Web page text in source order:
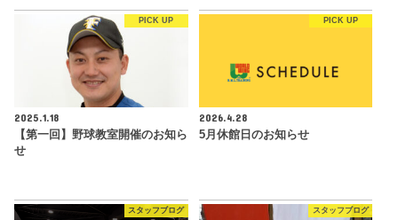
PICK UP
2025.1.18
【第一回】野球教室開催のお知ら
せ
PICK UP
2026.4.28
5月休館日のお知らせ
スタッフブログ スタッフブログ